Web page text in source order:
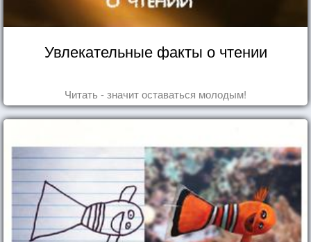
Увлекательные факты о чтении
Читать - значит оставаться молодым!